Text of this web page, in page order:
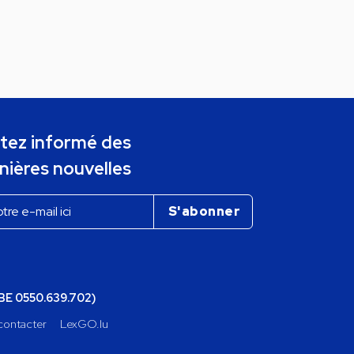
informé des
nouvelles
0550.639.702)
LexGO.lu